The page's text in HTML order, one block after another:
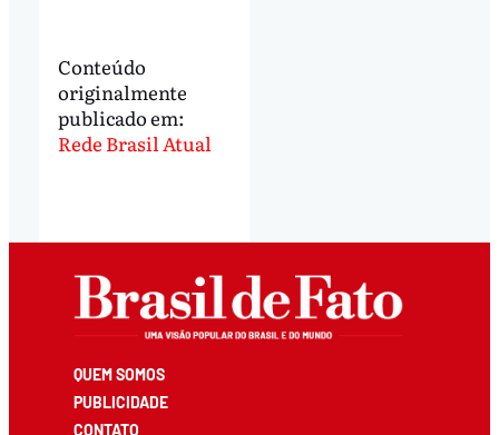
Conteúdo
originalmente
publicado em:
Rede Brasil Atual
QUEM SOMOS
PUBLICIDADE
CONTATO